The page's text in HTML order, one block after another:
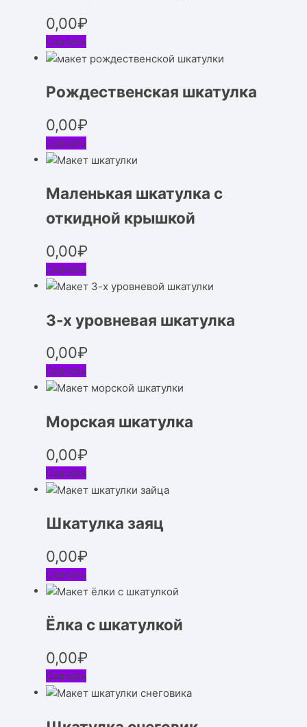
0,00₽
Скачать
Рождественская шкатулка
0,00₽
Скачать
Маленькая шкатулка с
откидной крышкой
0,00₽
Скачать
3-х уровневая шкатулка
0,00₽
Скачать
Морская шкатулка
0,00₽
Скачать
Шкатулка заяц
0,00₽
Скачать
Ёлка с шкатулкой
0,00₽
Скачать